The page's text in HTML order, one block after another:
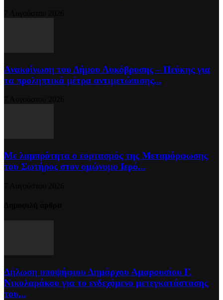
Ανακοίνωση του Δήμου Λυκόβρυσης – Πεύκης για
τα προληπτικά μέτρα αντιμετώπισης...
Με λαμπρότητα ο εορτασμός της Μεταμόρφωσης
του Σωτήρος στον ομώνυμο Ιερό...
Δήλωση υποψήφιου Δημάρχου Αμαρουσίου Γ.
Νικολαράκου για το ενδεχόμενο μετεγκατάστασης
του...